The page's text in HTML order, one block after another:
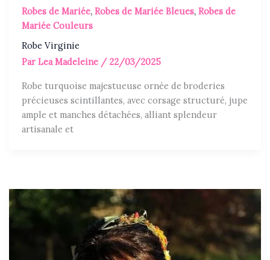
Robes de Mariée,Robes de Mariée Bleues,Robes de
Mariée Couleurs
Robe Virginie
ParLea Madeleine / 22/03/2025
Robe turquoise majestueuse ornée de broderies
précieuses scintillantes, avec corsage structuré, jupe
ample et manches détachées, alliant splendeur
artisanale et